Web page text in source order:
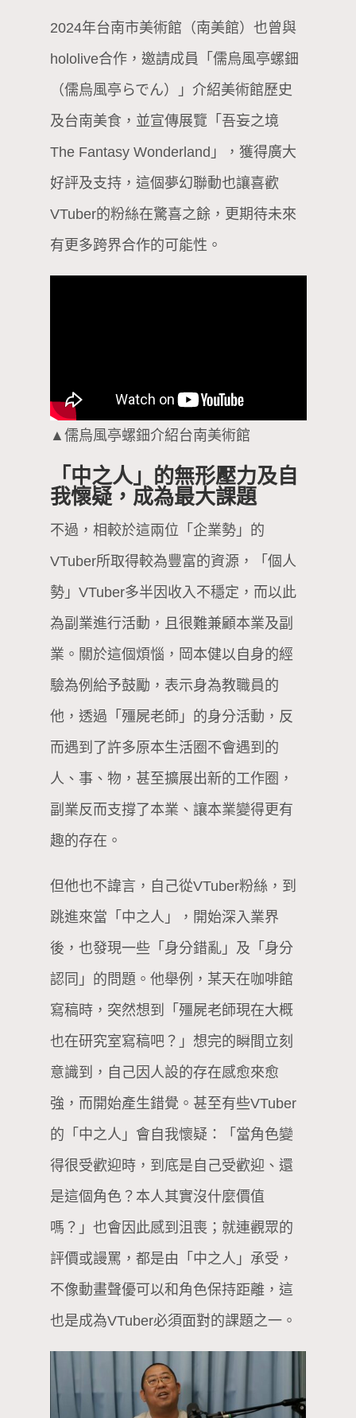
2024年台南市美術館（南美館）也曾與
hololive合作，邀請成員「儒烏風亭螺鈿
（儒烏風亭らでん）」介紹美術館歷史
及台南美食，並宣傳展覽「吾妄之境
The Fantasy Wonderland」，獲得廣大
好評及支持，這個夢幻聯動也讓喜歡
VTuber的粉絲在驚喜之餘，更期待未來
有更多跨界合作的可能性。
▲儒烏風亭螺鈿介紹台南美術館
「中之人」的無形壓力及自
我懷疑，成為最大課題
不過，相較於這兩位「企業勢」的
VTuber所取得較為豐富的資源，「個人
勢」VTuber多半因收入不穩定，而以此
為副業進行活動，且很難兼顧本業及副
業。關於這個煩惱，岡本健以自身的經
驗為例給予鼓勵，表示身為教職員的
他，透過「殭屍老師」的身分活動，反
而遇到了許多原本生活圈不會遇到的
人、事、物，甚至擴展出新的工作圈，
副業反而支撐了本業、讓本業變得更有
趣的存在。
但他也不諱言，自己從VTuber粉絲，到
跳進來當「中之人」，開始深入業界
後，也發現一些「身分錯亂」及「身分
認同」的問題。他舉例，某天在咖啡館
寫稿時，突然想到「殭屍老師現在大概
也在研究室寫稿吧？」想完的瞬間立刻
意識到，自己因人設的存在感愈來愈
強，而開始產生錯覺。甚至有些VTuber
的「中之人」會自我懷疑：「當角色變
得很受歡迎時，到底是自己受歡迎、還
是這個角色？本人其實沒什麼價值
嗎？」也會因此感到沮喪；就連觀眾的
評價或謾罵，都是由「中之人」承受，
不像動畫聲優可以和角色保持距離，這
也是成為VTuber必須面對的課題之一。